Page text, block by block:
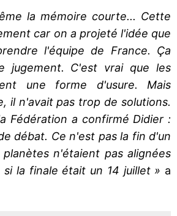
la mémoire courte... Cette
car on a projeté l'idée que
l'équipe de France. Ça
jugement. C'est vrai que les
une forme d'usure. Mais
il n'avait pas trop de solutions.
Fédération a confirmé Didier :
débat. Ce n'est pas la fin d'un
n'étaient pas alignées
la finale était un 14 juillet » a